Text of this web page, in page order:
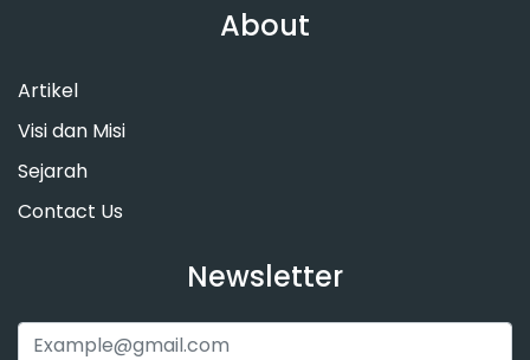
About
Artikel
Visi dan Misi
Sejarah
Contact Us
Newsletter